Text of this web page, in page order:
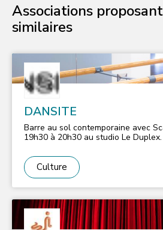
Associations
similaires
DANSITE
Barre au sol contemporaine avec
19h30 à 20h30 au studio Le Duplex.
Culture